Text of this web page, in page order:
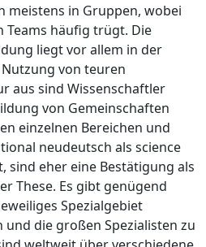
meistens in Gruppen, wobei
Teams häufig trügt. Die
liegt vor allem in der
von teuren
aus sind Wissenschaftler
von Gemeinschaften
einzelnen Bereichen und
neudeutsch als science
sind eher eine Bestätigung als
These. Es gibt genügend
Spezialgebiet
die großen Spezialisten zu